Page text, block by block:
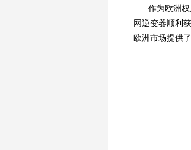
作为欧洲
网逆变器顺利
欧洲市场提供